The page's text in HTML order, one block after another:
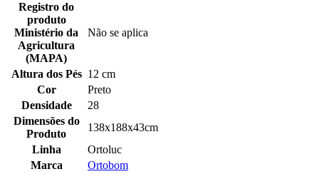
Registro do
produto
Ministério da
Agricultura
(MAPA)
Não se aplica
Altura dos Pés 12 cm
Cor
Preto
Densidade
28
Dimensões do
Produto
138x188x43cm
Linha
Ortoluc
Marca
Ortobom